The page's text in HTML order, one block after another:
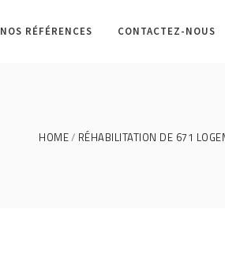
NOS RÉFÉRENCES CONTACTEZ-NOUS
HOME RÉHABILITATION DE 671